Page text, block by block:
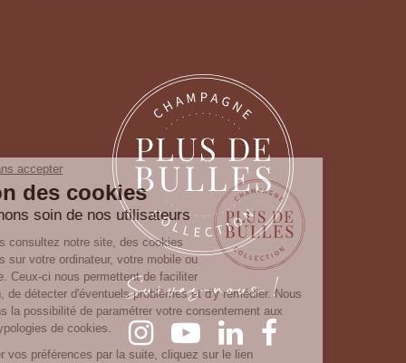
Suivez-nous !
Continuer sans accepter
Gestion des cookies
Nous prenons soin de nos utilisateurs
Lorsque vous consultez notre site, des cookies
sont déposés sur votre ordinateur, votre mobile ou
votre tablette. Ceux-ci nous permettent de faciliter
la navigation, de détecter d'éventuels problèmes et d'y remédier. Nous
vous laissons la possibilité de paramétrer votre consentement aux
différentes typologies de cookies.
Pour modifier vos préférences par la suite, cliquez sur le lien